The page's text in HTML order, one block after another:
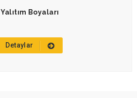
Yalıtım Boyaları
Detaylar